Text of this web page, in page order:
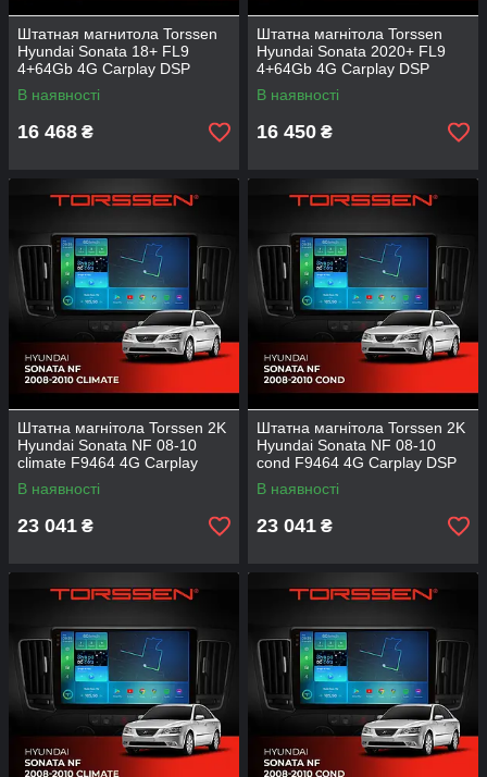
Штатная магнитола Torssen
Hyundai Sonata 18+ FL9
4+64Gb 4G Carplay DSP
В наявності
16 468 ₴
Штатна магнітола Torssen
Hyundai Sonata 2020+ FL9
4+64Gb 4G Carplay DSP
В наявності
16 450 ₴
Штатна магнітола Torssen 2K
Hyundai Sonata NF 08-10
climate F9464 4G Carplay
DSP
В наявності
23 041 ₴
Штатна магнітола Torssen 2K
Hyundai Sonata NF 08-10
cond F9464 4G Carplay DSP
В наявності
23 041 ₴